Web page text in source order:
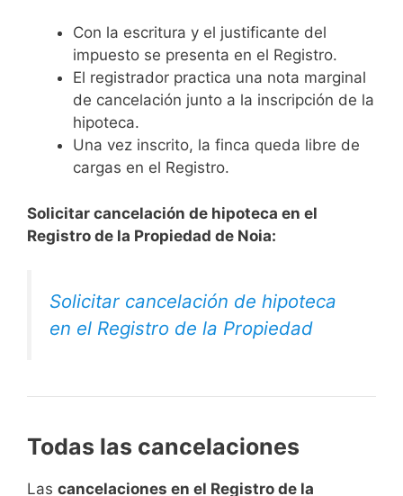
Con la escritura y el justificante del
impuesto se presenta en el Registro.
El registrador practica una nota marginal
de cancelación junto a la inscripción de la
hipoteca.
Una vez inscrito, la finca queda libre de
cargas en el Registro.
Solicitar cancelación de hipoteca en el
Registro de la Propiedad de Noia:
Solicitar cancelación de hipoteca
en el Registro de la Propiedad
Todas las cancelaciones
Las cancelaciones en el Registro de la